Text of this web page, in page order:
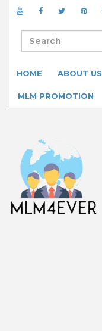
HOME ABOUT US
MLM PROMOTION